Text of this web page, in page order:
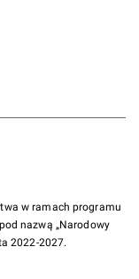
w ramach programu
nazwą „Narodowy
2022-2027.